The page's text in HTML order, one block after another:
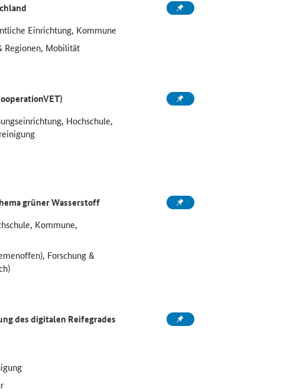
Einrichtung, Kommune
Regionen, Mobilität
Hochschule,
grüner Wasserstoff
Kommune,
Forschung &
des digitalen Reifegrades